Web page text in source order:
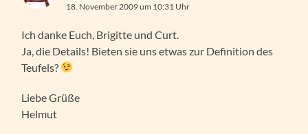
18. November 2009 um 10:31 Uhr
Ich danke Euch, Brigitte und Curt.
Ja, die Details! Bieten sie uns etwas zur Definition des
Teufels?
Liebe Grüße
Helmut